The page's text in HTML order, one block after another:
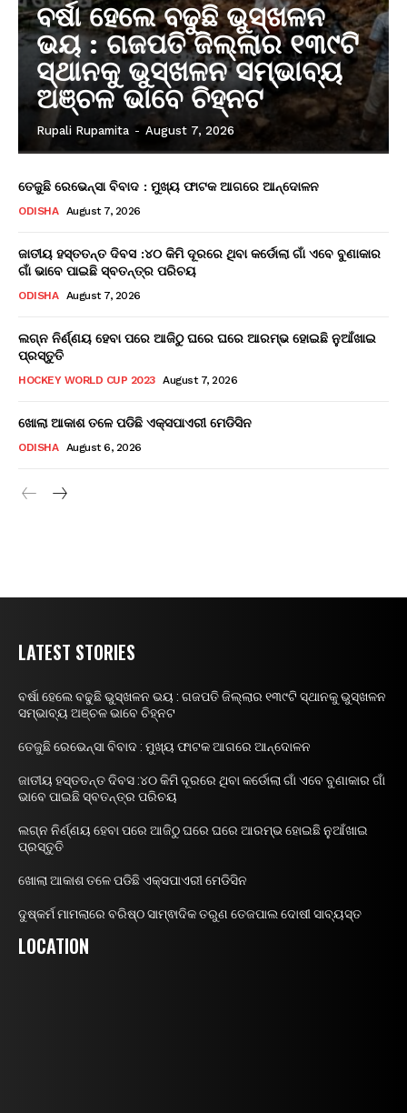
ବର୍ଷା ହେଲେ ବଢୁଛି ଭୁସ୍ଖଳନ
ଭୟ : ଗଜପତି ଜିଲ୍ଲାର ୧୩୯ଟି
ସ୍ଥାନକୁ ଭୁସ୍ଖଳନ ସମ୍ଭାବ୍ୟ
ଅଞ୍ଚଳ ଭାବେ ଚିହ୍ନଟ
Rupali Rupamita - August 7, 2026
ତେଜୁଛି ରେଭେନ୍ସା ବିବାଦ : ମୁଖ୍ୟ ଫାଟକ ଆଗରେ ଆନ୍ଦୋଳନ
ODISHA August 7, 2026
ଜାତୀୟ ହସ୍ତତନ୍ତ ଦିବସ :୪୦ କିମି ଦୂରରେ ଥିବା କର୍ଡୋଲା ଗାଁ ଏବେ ବୁଣାକାର
ଗାଁ ଭାବେ ପାଇଛି ସ୍ବତନ୍ତ୍ର ପରିଚୟ
ODISHA August 7, 2026
ଲଗ୍ନ ନିର୍ଣ୍ଣୟ ହେବା ପରେ ଆଜିଠୁ ଘରେ ଘରେ ଆରମ୍ଭ ହୋଇଛି ନୁଆଁଖାଇ
ପ୍ରସ୍ତୁତି
HOCKEY WORLD CUP 2023 August 7, 2026
ଖୋଲା ଆକାଶ ତଳେ ପଡିଛି ଏକ୍ସପାଏରୀ ମେଡିସିନ
ODISHA August 6, 2026
LATEST STORIES
ବର୍ଷା ହେଲେ ବଢୁଛି ଭୁସ୍ଖଳନ ଭୟ : ଗଜପତି ଜିଲ୍ଲାର ୧୩୯ଟି ସ୍ଥାନକୁ ଭୁସ୍ଖଳନ
ସମ୍ଭାବ୍ୟ ଅଞ୍ଚଳ ଭାବେ ଚିହ୍ନଟ
ତେଜୁଛି ରେଭେନ୍ସା ବିବାଦ : ମୁଖ୍ୟ ଫାଟକ ଆଗରେ ଆନ୍ଦୋଳନ
ଜାତୀୟ ହସ୍ତତନ୍ତ ଦିବସ :୪୦ କିମି ଦୂରରେ ଥିବା କର୍ଡୋଲା ଗାଁ ଏବେ ବୁଣାକାର ଗାଁ
ଭାବେ ପାଇଛି ସ୍ବତନ୍ତ୍ର ପରିଚୟ
ଲଗ୍ନ ନିର୍ଣ୍ଣୟ ହେବା ପରେ ଆଜିଠୁ ଘରେ ଘରେ ଆରମ୍ଭ ହୋଇଛି ନୁଆଁଖାଇ
ପ୍ରସ୍ତୁତି
ଖୋଲା ଆକାଶ ତଳେ ପଡିଛି ଏକ୍ସପାଏରୀ ମେଡିସିନ
ଦୁଷ୍କର୍ମ ମାମଲାରେ ବରିଷ୍ଠ ସାମ୍ଵାଦିକ ତରୁଣ ତେଜପାଲ ଦୋଷୀ ସାବ୍ୟସ୍ତ
LOCATION